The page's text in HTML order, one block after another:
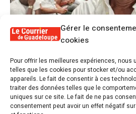
Gérer le
cookies
Pour offrir les meilleures expériences, nous
telles que les cookies pour stocker et/ou
appareils. Le fait de consentir à ces
traiter des données telles que le
uniques sur ce site. Le fait de ne pas
consentement peut avoir un effet négatif
1 Alex Lollia : « Cédric
une forme de
transformer en